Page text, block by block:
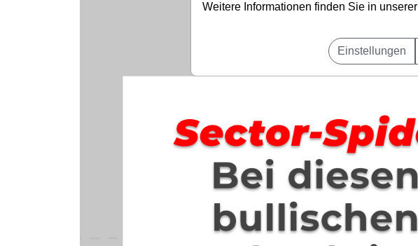
Weitere Informationen finden Sie in unserer
Einstellungen